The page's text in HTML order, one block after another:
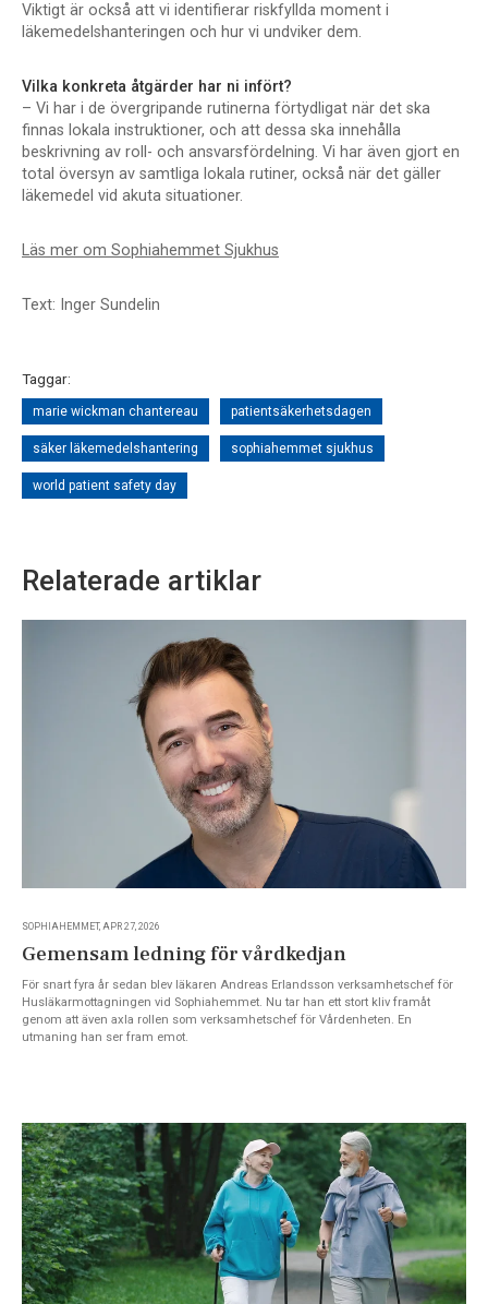
Viktigt är också att vi identifierar riskfyllda moment i
läkemedelshanteringen och hur vi undviker dem.
Vilka konkreta åtgärder har ni infört?
– Vi har i de övergripande rutinerna förtydligat när det ska
finnas lokala instruktioner, och att dessa ska innehålla
beskrivning av roll- och ansvarsfördelning. Vi har även gjort en
total översyn av samtliga lokala rutiner, också när det gäller
läkemedel vid akuta situationer.
Läs mer om Sophiahemmet Sjukhus
Text: Inger Sundelin
Taggar:
marie wickman chantereau patientsäkerhetsdagen
säker läkemedelshantering sophiahemmet sjukhus
world patient safety day
Relaterade artiklar
SOPHIAHEMMET, APR 27, 2026
Gemensam ledning för vårdkedjan
För snart fyra år sedan blev läkaren Andreas Erlandsson verksamhetschef för
Husläkarmottagningen vid Sophiahemmet. Nu tar han ett stort kliv framåt
genom att även axla rollen som verksamhetschef för Vårdenheten. En
utmaning han ser fram emot.